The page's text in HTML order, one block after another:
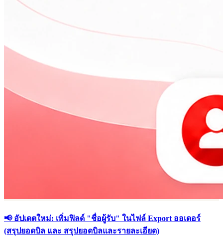
📢 อัปเดตใหม่: เพิ่มฟิลด์ "ชื่อผู้รับ" ในไฟล์ Export ออเดอร์
(สรุปยอดบิล และ สรุปยอดบิลและรายละเอียด)